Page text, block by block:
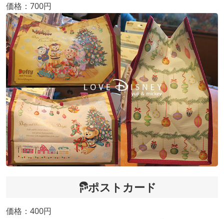
価格：700円
ポストカード
価格：400円